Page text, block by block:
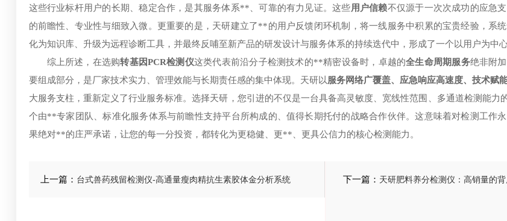
这些行业标杆用户的长期、稳定合作，是其服务体系**、可靠的有力见证。这些用户信赖不仅源于一次次成功的应急
的前瞻性、专业性与细致入微。更重要的是，天研建立了**的用户反馈闭环机制，将一线服务中积累的宝贵经验，系
化为知识库、升级为远程诊断工具，并最终反哺至新产品的研发设计与服务体系的持续迭代中，形成了一个以用户为中
综上所述，在选购转基因PCR检测仪这类代表前沿分子检测技术的**精密设备时，卓越的全生命周期服务绝非附
要组成部分，是厂家技术实力、管理效能与长期责任感的集中体现。天研以服务网络广覆盖、应急响应高速度、技术赋
大服务支柱，重新定义了行业服务标准。选择天研，您引进的不仅是一台具备高灵敏度、宽线性范围、多通道检测能力
个由**专家团队、标准化服务体系与前瞻性支持平台所构成的、值得长期托付的战略合作伙伴。这意味着对检测工作
果绝对**的庄严承诺，让您的每一分投资，都转化为更稳健、更**、更具公信力的核心检测能力。
上一篇： 台式兽药残留检测仪-高通量瘦肉精抗生素胶体金分析系统 下一篇： 天研肥料养分检测仪：高销量的